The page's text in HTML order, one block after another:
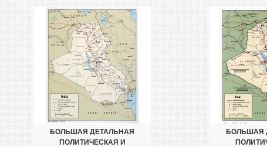
БОЛЬШАЯ ДЕТАЛЬНАЯ
ПОЛИТИЧЕСКАЯ И
БОЛЬШАЯ